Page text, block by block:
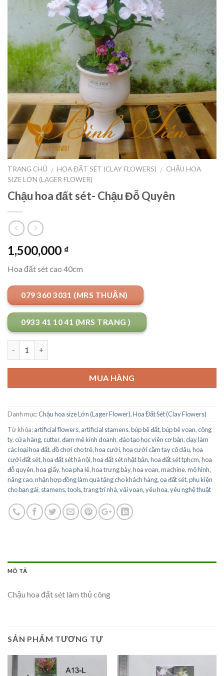
TRANG CHỦ / HOA ĐẤT SÉT (CLAY FLOWERS) / CHẬU HOA
SIZE LỚN (LAGER FLOWER)
Chậu hoa đất sét- Chậu Đỗ Quyên
1,500,000 ₫
Hoa đất sét cao 40cm
079 360 3031 (MRS THUẬN)
0933 41 10 41 (MRS TRANG )
MUA HÀNG
Danh mục:Chậu hoa size Lớn (Lager Flower),Hoa Đất Sét (Clay Flowers)
Từ khóa:artificial flowers, artificial stamens,búp bê đất,búp bê voan,công
ty,cửa hàng,cutter,đam mê kinh doanh,đào tạo học viên cơ bản,dạy làm
các loại hoa đất,đồ chơi cho trẻ,hoa cưới,hoa cưới cầm tay cô dâu,hoa
cưới đất sét,hoa đất sét hà nội,hoa đất sét nhật bản,hoa đất sét tphcm,hoa
đỗ quyên,hoa giấy,hoa pha lê,hoa trưng bày,hoa voan,machine,mô hình,
nâng cao,nhận hợp đồng làm quà tặng cho khách hàng,oa đất sét,phụ kiện
cho bạn gái, stamens,tools,trang trí nhà,vải voan,yêu hoa,yêu nghệ thuật
MÔ TẢ
Chậu hoa đất sét làm thủ công
SẢN PHẨM TƯƠNG TỰ